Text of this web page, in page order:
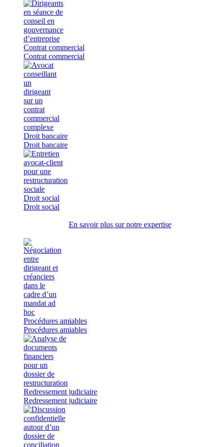
Contrat commercial
Contrat commercial
Droit bancaire
Droit bancaire
Droit social
Droit social
En savoir plus sur notre expertise
Procédures amiables
Procédures amiables
Redressement judiciaire
Redressement judiciaire